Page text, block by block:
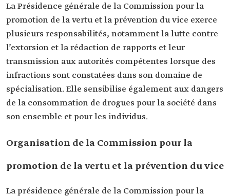
La Présidence générale de la Commission pour la
promotion de la vertu et la prévention du vice exerce
plusieurs responsabilités, notamment la lutte contre
l’extorsion et la rédaction de rapports et leur
transmission aux autorités compétentes lorsque des
infractions sont constatées dans son domaine de
spécialisation. Elle sensibilise également aux dangers
de la consommation de drogues pour la société dans
son ensemble et pour les individus.
Organisation de la Commission pour la
promotion de la vertu et la prévention du vice
La présidence générale de la Commission pour la